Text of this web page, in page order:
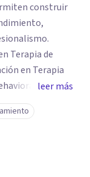
construir
Terapia de
en Terapia
Couple
por CETEP.
Formación
Terapia de
leer más